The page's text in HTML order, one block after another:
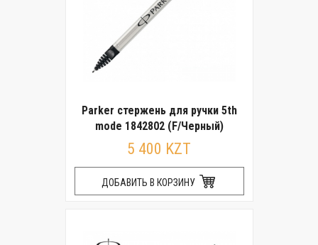
Parker стержень для ручки 5th
mode 1842802 (F/Черный)
5 400 KZT
ДОБАВИТЬ В КОРЗИНУ